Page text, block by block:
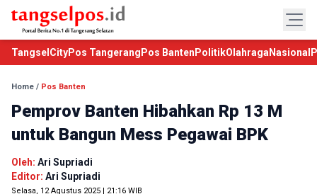
TangselCityPos Tangerang Pos Banten PolitikOlahraga Nasional
Home / Pos Banten
Pemprov Banten Hibahkan Rp 13 M
untuk Bangun Mess Pegawai BPK
Oleh: Ari Supriadi
Editor: Ari Supriadi
Selasa, 12 Agustus 2025 | 21:16 WIB